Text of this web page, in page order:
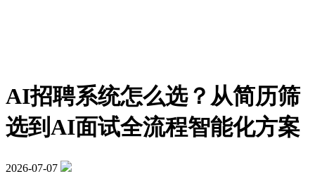
AI招聘系统怎么选？从简历筛
选到AI面试全流程智能化方案
2026-07-07